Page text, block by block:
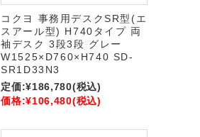
コクヨ 事務用デスクSR型(エ
スアール型) H740タイプ 両
袖デスク 3段3段 グレー
W1525×D760×H740 SD-
SR1D33N3
定価:¥186,780(税込)
価格:¥106,480(税込)